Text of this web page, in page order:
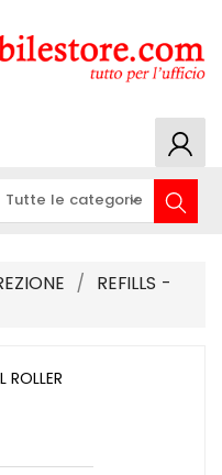
REFILLS -
ROLLER